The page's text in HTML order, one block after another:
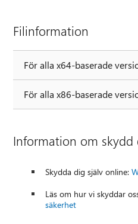
Filinformation
För alla x64-baserade
För alla x86-baserade
Information om skydd
Skydda dig själv online:
Läs om hur vi skyddar
säkerhet